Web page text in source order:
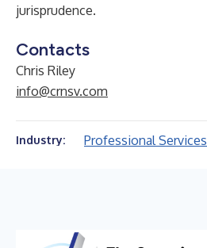
jurisprudence.
Contacts
Chris Riley
info@crnsv.com
Industry: Professional Services